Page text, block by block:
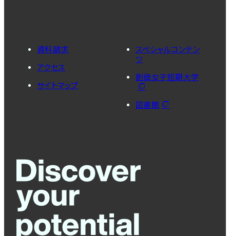
資料請求
アクセス
サイトマップ
スペシャルコンテン
ツ
創価女子短期大学
図書館